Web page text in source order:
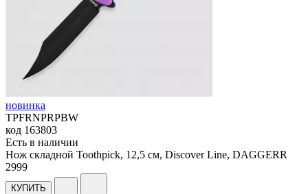
новинка
TPFRNPRPBW
код 163803
Есть в наличии
Нож складной Toothpick, 12,5 см, Discover Line, DAGGERR
2999
КУПИТЬ